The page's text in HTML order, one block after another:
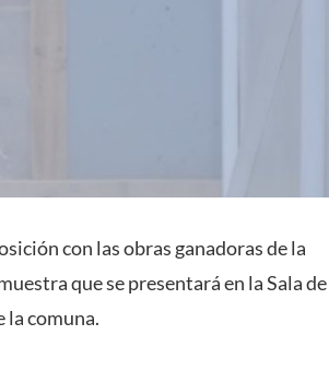
con las obras ganadoras de la
que se presentará en la Sala de
comuna.